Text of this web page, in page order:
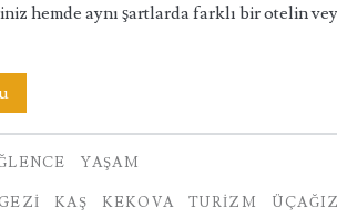
hemde aynı şartlarda farklı bir otelin
Kekova’da
Konaklama
ve
Tatil
YAŞAM
GEZI KAŞ KEKOVA TURIZM ÜÇAĞIZ